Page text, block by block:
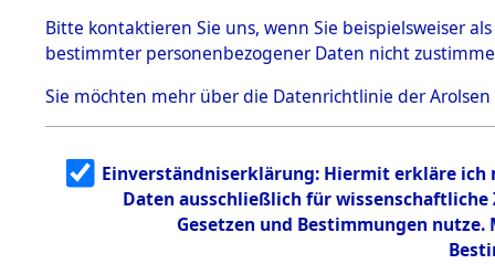
5.3.1 Alliierte
Erhebungen
zu
Todesmärsch
en
5.3.2
g
5.3.3
Todesmärsch
Bitte kontaktieren Sie uns, wenn Sie beispielsweiser
bestimmter personenbezogener Daten nicht
Sie möchten mehr über die Datenrichtlinie der Arolsen
Einverständniserklärung: Hiermit erkläre ich
Daten ausschließlich für
Gesetzen und Bestimmungen